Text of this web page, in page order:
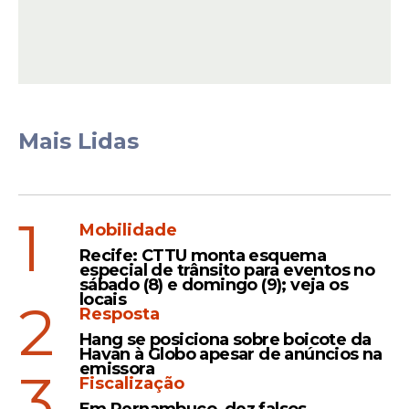
escolherão, nas urnas eletrônicas,
Mais Lidas
1
Mobilidade
Recife: CTTU monta esquema
especial de trânsito para eventos no
sábado (8) e domingo (9); veja os
locais
2
Resposta
Hang se posiciona sobre boicote da
Havan à Globo apesar de anúncios na
emissora
Fiscalização